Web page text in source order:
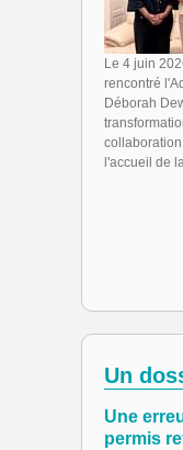
Le 4 juin
rencontré
Déborah
l'accueil de
Un
Une
permis